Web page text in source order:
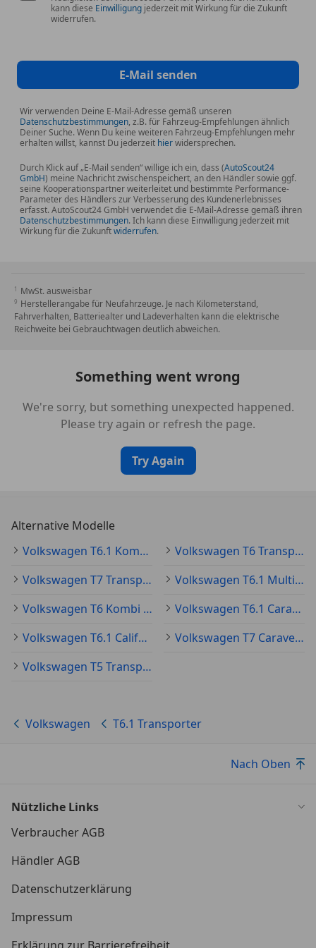
Lenksäule (Lenkrad) verstellbar
Radioempfang digital (DAB+)
Radstand 3000 mm
Rußpartikelfilter
Schadstoffarm nach Abgasnorm Euro 6d
Schiebetür Lade-/Fahrgastraum rechts
Servolenkung elektro-mechanisch
Stahlfelgen 6,5x16
Start/Stop-Anlage Motor
Tagfahrlicht
Wärmeschutzverglasung
Zentralverriegelung mit Fernbedienung und
Innenbetätigung
Zul. Gesamtgewicht 2,80 t
auch am Abende bzw. Wochenende bitte unter 0664
3455661 Johannes Parzer
Eingabe, Satzfehler bzw. Irrtümer vorbehalten
kann diese Einwilligung jederzeit mit Wirkung für die Zukunft
widerrufen.
E-Mail senden
Wir verwenden Deine E-Mail-Adresse gemäß unseren
Datenschutzbestimmungen, z.B. für Fahrzeug-Empfehlungen ähnlich
Deiner Suche. Wenn Du keine weiteren Fahrzeug-Empfehlungen mehr
erhalten willst, kannst Du jederzeit hierwidersprechen.
Durch Klick auf „E-Mail senden“ willige ich ein, dass (AutoScout24
GmbH) meine Nachricht zwischenspeichert, an den Händler sowie ggf.
seine Kooperationspartner weiterleitet und bestimmte Performance-
Parameter des Händlers zur Verbesserung des Kundenerlebnisses
erfasst. AutoScout24 GmbH verwendet die E-Mail-Adresse gemäß ihren
Datenschutzbestimmungen. Ich kann diese Einwilligung jederzeit mit
Wirkung für die Zukunftwiderrufen.
MwSt. ausweisbar
Herstellerangabe für Neufahrzeuge. Je nach Kilometerstand,
Fahrverhalten, Batteriealter und Ladeverhalten kann die elektrische
Reichweite bei Gebrauchtwagen deutlich abweichen.
Something went wrong
We're sorry, but something unexpected happened.
Please try again or refresh the page.
Try Again
Alternative Modelle
Volkswagen T6.1 Kombi Gebraucht
Volkswagen T6 Transporter Gebraucht
Volkswagen T7 Transporter Gebraucht
Volkswagen T6.1 Multivan Gebraucht
Volkswagen T6 Kombi Gebraucht
Volkswagen T6.1 Caravelle Gebraucht
Volkswagen T6.1 California Gebraucht
Volkswagen T7 Caravelle Gebraucht
Volkswagen T5 Transporter Gebraucht
Volkswagen T6.1 Transporter
Nach Oben
Nützliche Links
Verbraucher AGB
Händler AGB
Datenschutzerklärung
Impressum